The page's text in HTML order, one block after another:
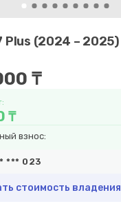
Plus (2024 – 2025)
₸
₸
взнос:
*** 023
стоимость владения